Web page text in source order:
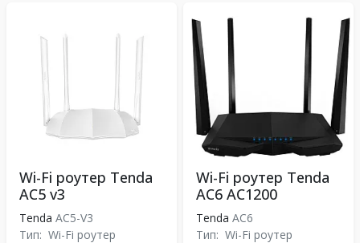
Wi-Fi роутер Tenda
AC5 v3
Tenda AC5-V3
Тип: Wi-Fi роутер
Wi-Fi роутер Tenda
AC6 AC1200
Tenda АС6
Тип: Wi-Fi роутер